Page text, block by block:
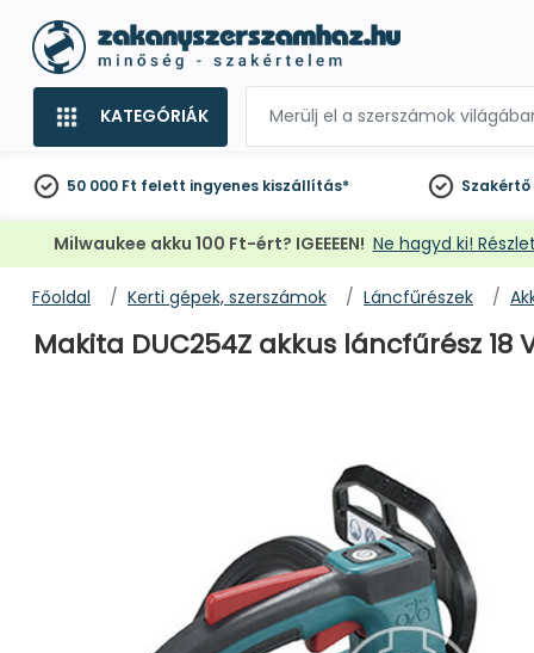
KATEGÓRIÁK
50 000 Ft felett ingyenes kiszállítás* Szakértő
Milwaukee akku 100 Ft-ért? IGEEEEN! Ne hagyd ki!
Főoldal Kerti gépek, szerszámok Láncfűrészek
Makita DUC254Z akkus láncfűrész